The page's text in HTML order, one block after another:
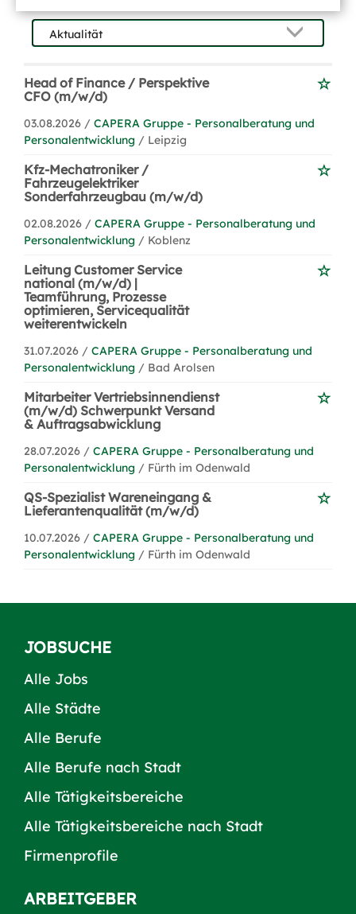
Head of Finance / Perspektive
CFO (m/w/d)
03.08.2026 / CAPERA Gruppe - Personalberatung und
Personalentwicklung / Leipzig
Kfz-Mechatroniker /
Fahrzeugelektriker
Sonderfahrzeugbau (m/w/d)
02.08.2026 / CAPERA Gruppe - Personalberatung und
Personalentwicklung / Koblenz
Leitung Customer Service
national (m/w/d) |
Teamführung, Prozesse
optimieren, Servicequalität
weiterentwickeln
31.07.2026 / CAPERA Gruppe - Personalberatung und
Personalentwicklung / Bad Arolsen
Mitarbeiter Vertriebsinnendienst
(m/w/d) Schwerpunkt Versand
& Auftragsabwicklung
28.07.2026 / CAPERA Gruppe - Personalberatung und
Personalentwicklung / Fürth im Odenwald
QS-Spezialist Wareneingang &
Lieferantenqualität (m/w/d)
10.07.2026 / CAPERA Gruppe - Personalberatung und
Personalentwicklung / Fürth im Odenwald
JOBSUCHE
Alle Jobs
Alle Städte
Alle Berufe
Alle Berufe nach Stadt
Alle Tätigkeitsbereiche
Alle Tätigkeitsbereiche nach Stadt
Firmenprofile
ARBEITGEBER